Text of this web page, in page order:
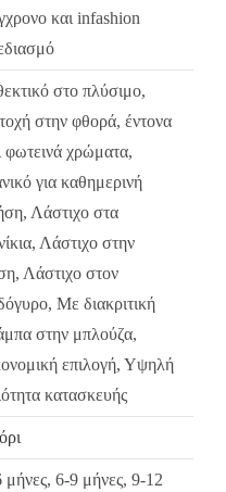
να μην έχουν πλυθεί
τους.
της παραλαβής
όλη την Ελλάδα. Οι
και προσεκτική
παραδοθεί σε κάποιον
να γίνει αντιληπτό από
του προϊόντος,
και infashion
στο πλύσιμο,
στην φθορά, έντονα
φωτεινά χρώματα,
για καθημερινή
Λάστιχο στα
Λάστιχο στην
Λάστιχο στον
Με διακριτική
στην μπλούζα,
επιλογή, Υψηλή
κατασκευής
μήνες, 6-9 μήνες, 9-12